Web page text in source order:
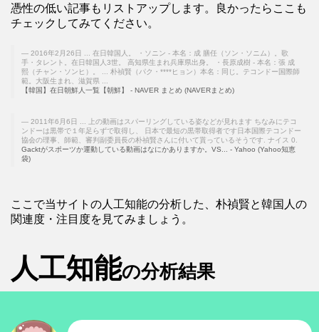
憑性の低い記事もリストアップします。良かったらここも
チェックしてみてください。
2016年2月26日 ... 在日韓国人。 ・ソニン - 本名：成 膳任（ソン・ソニム）。歌
手・タレント。在日韓国人3世。 高知県生まれ兵庫県出身。 ・長原成樹 - 本名：張 成
熙（チャン・ソンヒ）。 ... 朴禎賢（パク・****ヒョン）本名：同じ。テコンドー国際師
範。大阪生まれ、滋賀県 ...
【韓国】在日朝鮮人一覧【朝鮮】 - NAVER まとめ (NAVERまとめ)
2011年6月6日 ... 上の動画はスパーリングしている姿などが見れます ちなみにテコ
ンドーは黒帯で１年足らずで取得し、 日本で最短の黒帯取得者です日本国際テコンドー
協会の理事、師範、審判副委員長の朴禎賢さんに付いて貰っているそうです. ナイス 0.
Gacktがスポーツか運動している動画はなにかありますか。VS... - Yahoo (Yahoo知恵
袋)
ここで当サイトの人工知能の分析した、朴禎賢と韓国人の
関連度・注目度を見てみましょう。
人工知能の分析結果